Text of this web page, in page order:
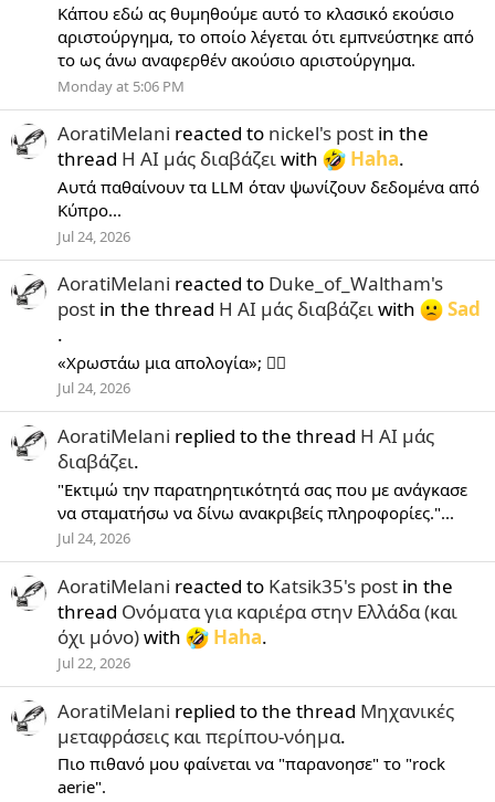
Κάπου εδώ ας θυμηθούμε αυτό το κλασικό εκούσιο
αριστούργημα, το οποίο λέγεται ότι εμπνεύστηκε από
το ως άνω αναφερθέν ακούσιο αριστούργημα.
Monday at 5:06 PM
AoratiMelani reacted to nickel's post in the
thread Η ΑΙ μάς διαβάζειwith Haha.
Αυτά παθαίνουν τα LLM όταν ψωνίζουν δεδομένα από
Κύπρο...
Jul 24, 2026
AoratiMelani reacted to Duke_of_Waltham's
post in the thread Η ΑΙ μάς διαβάζειwith
Sad
.
«Χρωστάω μια απολογία»; 😵‍💫
Jul 24, 2026
AoratiMelani replied to the thread Η ΑΙ μάς
διαβάζει.
"Εκτιμώ την παρατηρητικότητά σας που με ανάγκασε
να σταματήσω να δίνω ανακριβείς πληροφορίες."...
Jul 24, 2026
AoratiMelani reacted to Katsik35's post in the
thread Ονόματα για καριέρα στην Ελλάδα (και
όχι μόνο)with Haha.
Jul 22, 2026
AoratiMelani replied to the thread Μηχανικές
μεταφράσεις και περίπου-νόημα.
Πιο πιθανό μου φαίνεται να "παρανοησε" το "rock
aerie".